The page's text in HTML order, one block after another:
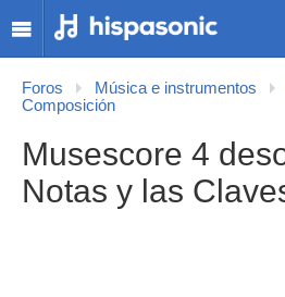
Foros Música e instrumentos
Composición
Musescore 4
Notas y las